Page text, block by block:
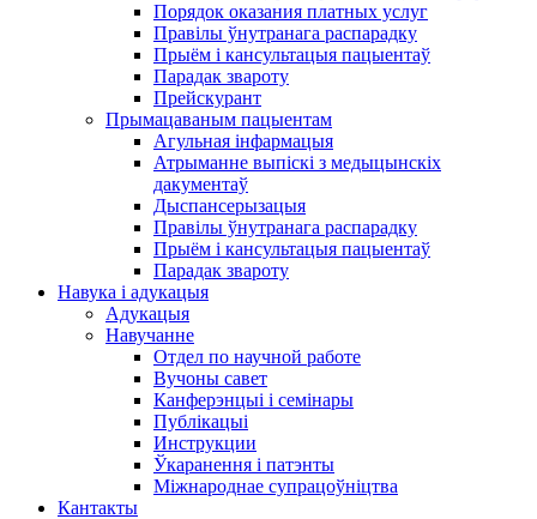
Порядок оказания платных услуг
Правілы ўнутранага распарадку
Прыём і кансультацыя пацыентаў
Парадак звароту
Прейскурант
Прымацаваным пацыентам
Агульная інфармацыя
Атрыманне выпіскі з медыцынскіх
дакументаў
Дыспансерызацыя
Правілы ўнутранага распарадку
Прыём і кансультацыя пацыентаў
Парадак звароту
Навука і адукацыя
Адукацыя
Навучанне
Отдел по научной работе
Вучоны савет
Канферэнцыі і семінары
Публікацыi
Инструкции
Ўкаранення і патэнты
Міжнароднае супрацоўніцтва
Кантакты